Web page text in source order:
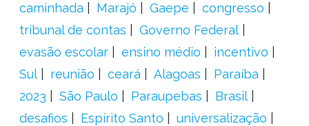
caminhada
Marajó Gaepe
congresso
tribunal de contas
Governo Federal
evasão escolar
ensino médio
incentivo
Sul
reunião ceará Alagoas
Paraíba
2023
São Paulo Paraupebas
Brasil
desafios
Espírito Santo
universalização